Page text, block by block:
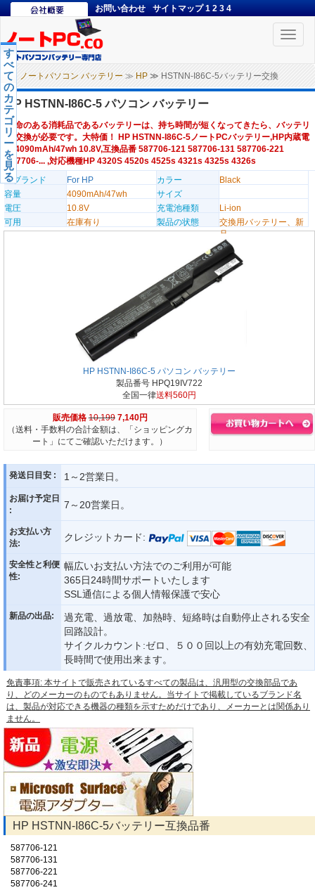
お問い合わせ サイトマップ 1 2 3 4
Toggle
ノートパソコン バッテリー ≫ HP ≫ HSTNN-I86C-5バッテリー交換
す
べ
て
の
カ
テ
ゴ
リ
ー
を
見
る
HP HSTNN-I86C-5 パソコン バッテリー
寿命のある消耗品であるバッテリーは、持ち時間が短くなってきたら、バッテリ
ー交換が必要です。大特価！ HP HSTNN-I86C-5ノートPCバッテリー,HP内蔵電
池4090mAh/47wh 10.8V,互換品番 587706-121 587706-131 587706-221
587706-... ,対応機種HP 4320S 4520s 4525s 4321s 4325s 4326s
のブランド
For HP カラー
Black
容量
4090mAh/47wh
サイズ
電圧
10.8V 充電池種類
Li-ion
可用
在庫有り 製品の状態
交換用バッテリー、新
品
HP HSTNN-I86C-5 パソコン バッテリー
製品番号 HPQ19IV722
全国一律送料560円
販売価格 10,199 7,140円
（送料・手数料の合計金額は、「ショッピングカ
ート」にてご確認いただけます。）
発送日目安 : 1～2営業日。
お届け予定日
:
7～20営業日。
お支払い方
法:
クレジットカード:
安全性と利便
性:
幅広いお支払い方法でのご利用が可能
365日24時間サポートいたします
SSL通信による個人情報保護で安心
新品の出品:
過充電、過放電、加熱時、短絡時は自動停止される安全
回路設計。
サイクルカウント:ゼロ、５００回以上の有効充電回数、
長時間で使用出来ます。
免責事項: 本サイトで販売されているすべての製品は、汎用型の交換部品であ
り、どのメーカーのものでもありません。当サイトで掲載しているブランド名
は、製品が対応できる機器の種類を示すためだけであり、メーカーとは関係あり
ません。
HP HSTNN-I86C-5バッテリー互換品番
587706-121
587706-131
587706-221
587706-241